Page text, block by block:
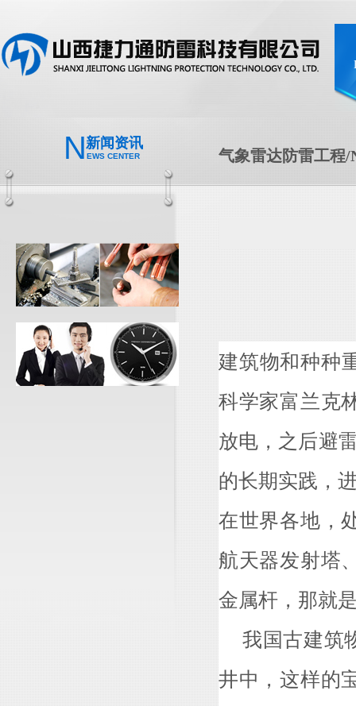
NEWS CENTER
新闻资讯
气象雷达防雷工程/
建筑物和种种
科学家富兰克
放电，之后避
的长期实践，
在世界各地，
航天器发射塔
金属杆，那就
我国古建筑
井中，这样的